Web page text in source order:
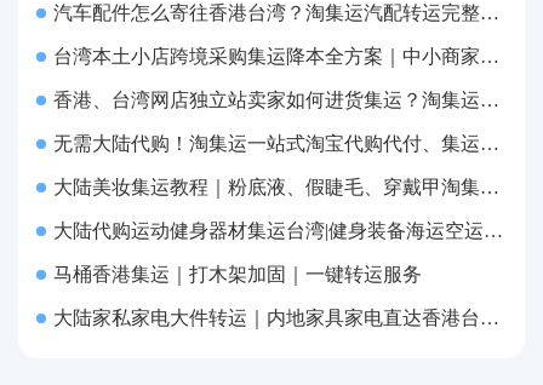
汽车配件怎么寄往香港台湾？淘集运汽配转运完整教程
台湾本土小店跨境采购集运降本全方案｜中小商家跨境物流优化攻略
香港、台湾网店独立站卖家如何进货集运？淘集运一站式采购转运方案
无需大陆代购！淘集运一站式淘宝代购代付、集运转运直达台湾
大陆美妆集运教程｜粉底液、假睫毛、穿戴甲淘集运香港台湾转运&台湾代购完整指南
大陆代购运动健身器材集运台湾|健身装备海运空运直送、送货到府
马桶香港集运｜打木架加固｜一键转运服务
大陆家私家电大件转运｜内地家具家电直达香港台湾送货上府